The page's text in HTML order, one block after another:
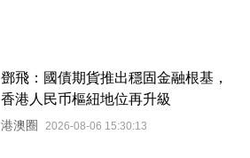
鄧飛：國債期貨推出穩固金融根基，
香港人民币樞紐地位再升級
港澳圈 2026-08-06 15:30:13